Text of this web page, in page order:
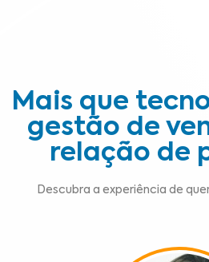
Mais que
gestão de
relação de
Descubra a experiência de